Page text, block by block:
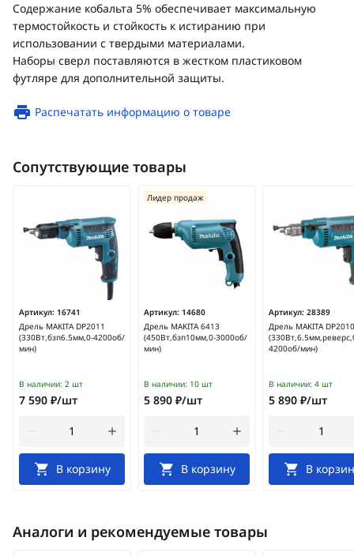
Содержание кобальта 5% обеспечивает максимальную
термостойкость и стойкость к истиранию при
использовании с твердыми материалами.
Наборы сверл поставляются в жестком пластиковом
футляре для дополнительной защиты.
Распечатать информацию о товаре
Сопутствующие товары
Артикул: 16741
Дрель MAKITA DP2011
(330Вт,бзп6.5мм,0-4200об/
мин)
В наличии: 2 шт
7 590 ₽/шт
В корзину
Артикул: 14680
Дрель MAKITA 6413
(450Вт,бзп10мм,0-3000об/
мин)
Лидер продаж
В наличии: 10 шт
5 890 ₽/шт
В корзину
Артикул: 28389
Дрель MAKITA DP2010
4200об/мин)
В наличии: 4 шт
5 890 ₽/шт
В
Аналоги и рекомендуемые товары